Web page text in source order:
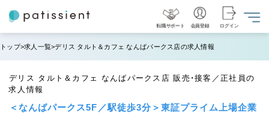
転職サポート 会員登録 ログイン
トップ 求人一覧 デリス タルト＆カフェ なんばパークス店の求人情報
デリス タルト＆カフェ なんばパークス店 販売・接客／正社員の
求人情報
＜なんばパークス5F／駅徒歩3分＞東証プライム上場企業